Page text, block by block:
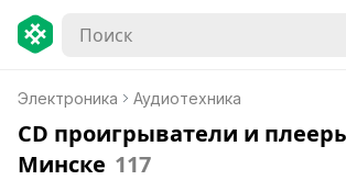
Электроника Аудиотехника
CD проигрыватели и
Минске 117